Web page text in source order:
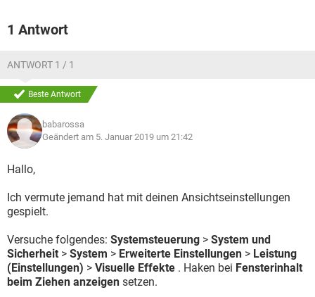
1 Antwort
ANTWORT 1 / 1
Beste Antwort
babarossa
Geändert am 5. Januar 2019 um 21:42
Hallo,
Ich vermute jemand hat mit deinen Ansichtseinstellungen
gespielt.
Versuche folgendes: Systemsteuerung > System und
Sicherheit > System > Erweiterte Einstellungen > Leistung
(Einstellungen) > Visuelle Effekte . Haken bei Fensterinhalt
beim Ziehen anzeigen setzen.